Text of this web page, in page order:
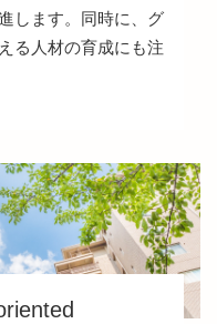
します。同時に、グ
る人材の育成にも注